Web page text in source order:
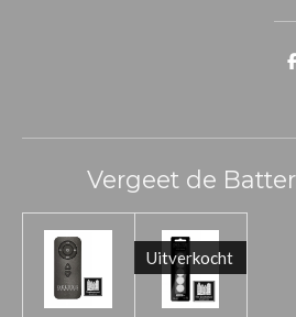
D
Vergeet de
Uitverkocht